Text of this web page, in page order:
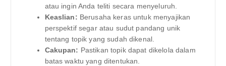
atau ingin Anda teliti secara menyeluruh.
Keaslian: Berusaha keras untuk menyajikan
perspektif segar atau sudut pandang unik
tentang topik yang sudah dikenal.
Cakupan: Pastikan topik dapat dikelola dalam
batas waktu yang ditentukan.